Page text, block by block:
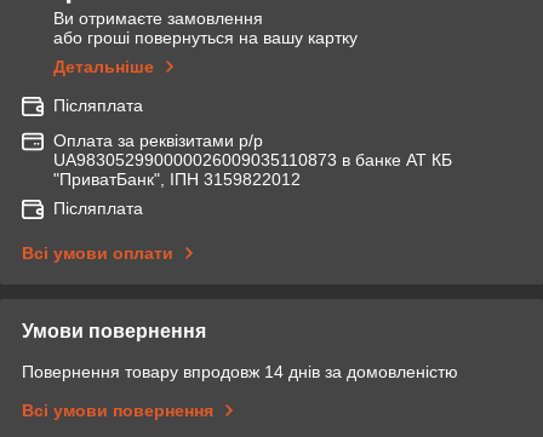
Ви отримаєте замовлення
або гроші повернуться на вашу картку
Детальніше
Післяплата
Оплата за реквізитами р/р
UA983052990000026009035110873 в банке АТ КБ
"ПриватБанк", ІПН 3159822012
Післяплата
Всі умови оплати
Умови повернення
Повернення товару впродовж 14 днів за домовленістю
Всі умови повернення